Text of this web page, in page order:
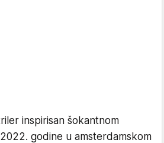
inspirisan šokantnom
godine u amsterdamskom